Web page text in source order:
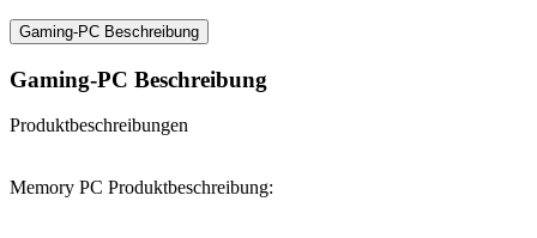
Gaming-PC Beschreibung
Gaming-PC Beschreibung
Produktbeschreibungen
Memory PC Produktbeschreibung: